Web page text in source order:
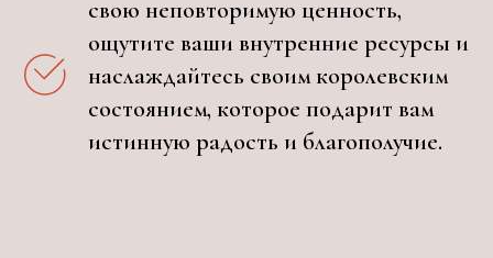
свою неповторимую ценность,
ощутите ваши внутренние ресурсы и
наслаждайтесь своим королевским
состоянием, которое подарит вам
истинную радость и благополучие.